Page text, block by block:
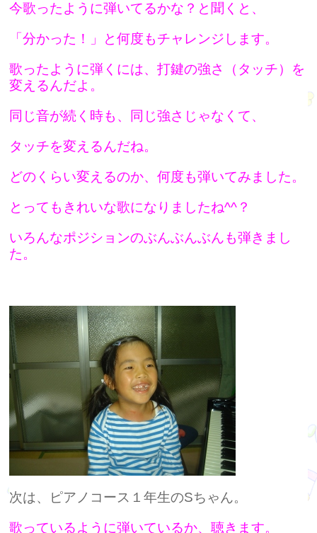
今歌ったように弾いてるかな？と聞くと、
「分かった！」と何度もチャレンジします。
歌ったように弾くには、打鍵の強さ（タッチ）を
変えるんだよ。
同じ音が続く時も、同じ強さじゃなくて、
タッチを変えるんだね。
どのくらい変えるのか、何度も弾いてみました。
とってもきれいな歌になりましたね^^？
いろんなポジションのぶんぶんぶんも弾きまし
た。
次は、ピアノコース１年生のSちゃん。
歌っているように弾いているか、聴きます。